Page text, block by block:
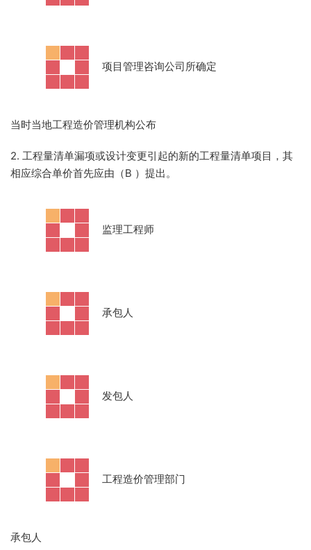
项目管理咨询公司所确定
当时当地工程造价管理机构公布
2. 工程量清单漏项或设计变更引起的新的工程量清单项目，其
相应综合单价首先应由（B ）提出。
监理工程师
承包人
发包人
工程造价管理部门
承包人